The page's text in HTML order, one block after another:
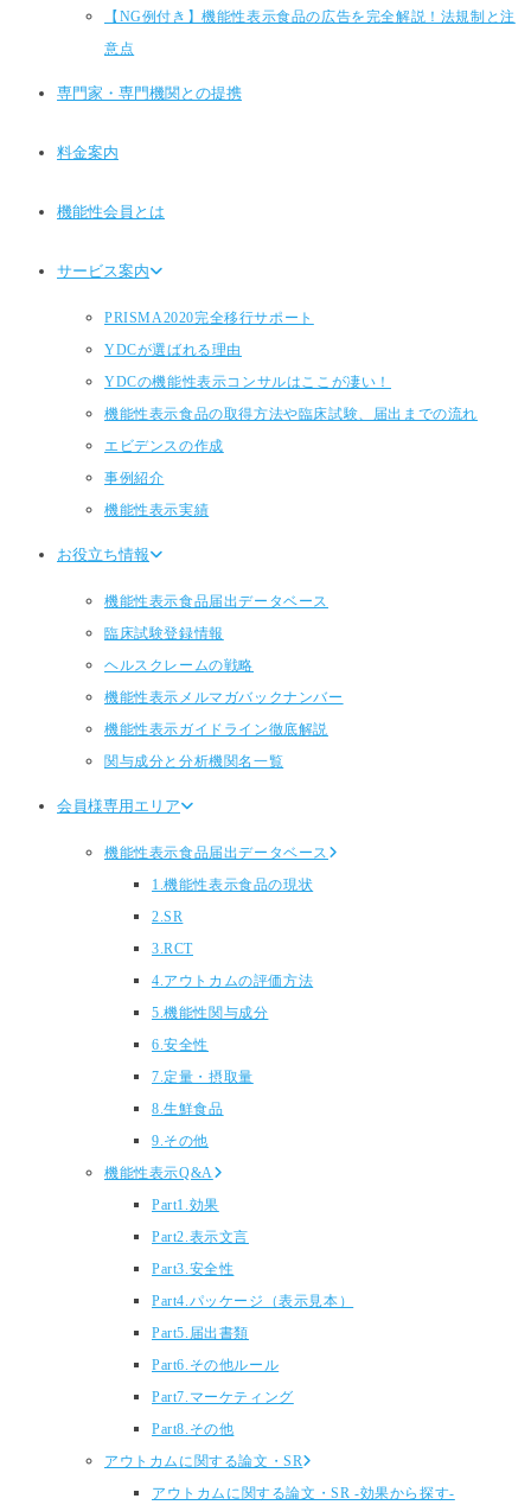
【NG例付き】機能性表示食品の広告を完全解説！法規制と注
意点
専門家・専門機関との提携
料金案内
機能性会員とは
サービス案内
PRISMA2020完全移行サポート
YDCが選ばれる理由
YDCの機能性表示コンサルはここが凄い！
機能性表示食品の取得方法や臨床試験、届出までの流れ
エビデンスの作成
事例紹介
機能性表示実績
お役立ち情報
機能性表示食品届出データベース
臨床試験登録情報
ヘルスクレームの戦略
機能性表示メルマガバックナンバー
機能性表示ガイドライン徹底解説
関与成分と分析機関名一覧
会員様専用エリア
機能性表示食品届出データベース
1.機能性表示食品の現状
2.SR
3.RCT
4.アウトカムの評価方法
5.機能性関与成分
6.安全性
7.定量・摂取量
8.生鮮食品
9.その他
機能性表示Q&A
Part1.効果
Part2.表示文言
Part3.安全性
Part4.パッケージ（表示見本）
Part5.届出書類
Part6.その他ルール
Part7.マーケティング
Part8.その他
アウトカムに関する論文・SR
アウトカムに関する論文・SR -効果から探す-